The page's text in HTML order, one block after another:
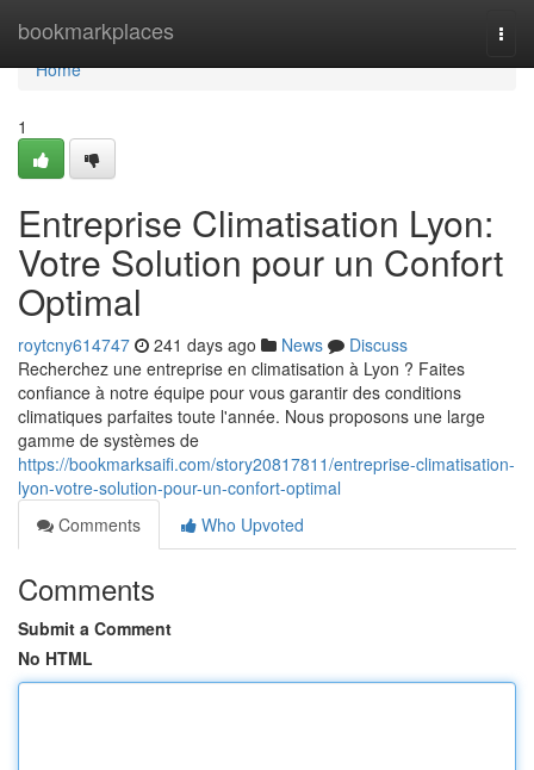
bookmarkplaces
Home
Home
1
Entreprise Climatisation Lyon:
Votre Solution pour un Confort
Optimal
roytcny614747 241 days ago News
Discuss
Recherchez une entreprise en climatisation à Lyon ? Faites
confiance à notre équipe pour vous garantir des conditions
climatiques parfaites toute l'année. Nous proposons une large
gamme de systèmes de
https://bookmarksaifi.com/story20817811/entreprise-climatisation-
lyon-votre-solution-pour-un-confort-optimal
Comments
Who Upvoted
Comments
Submit a Comment
No HTML